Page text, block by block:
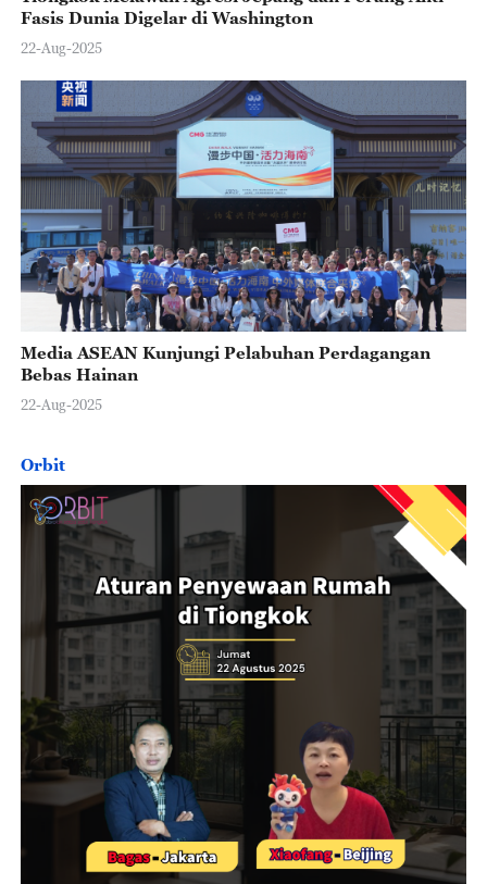
Fasis Dunia Digelar di Washington
22-Aug-2025
Media ASEAN Kunjungi Pelabuhan Perdagangan
Bebas Hainan
22-Aug-2025
Orbit